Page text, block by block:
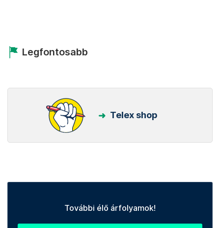
Legfontosabb
Telex shop
További élő árfolyamok!